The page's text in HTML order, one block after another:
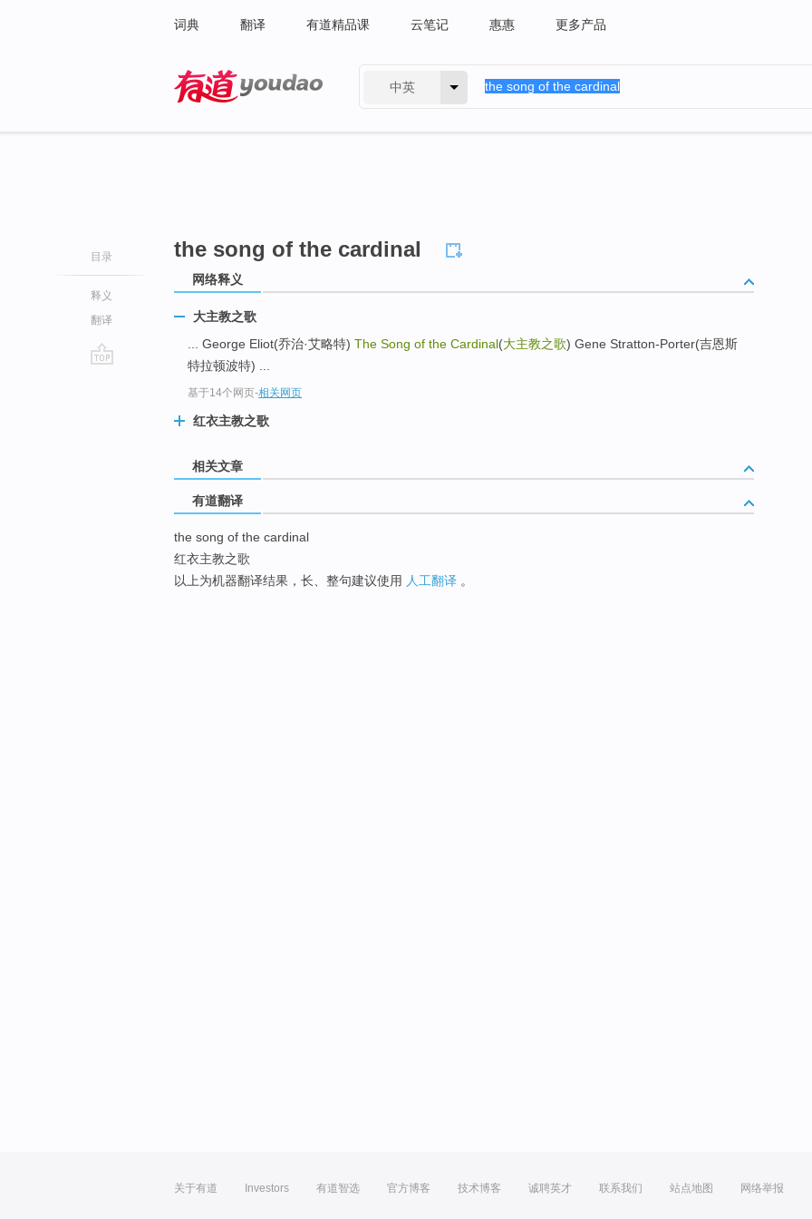
词典 翻译 有道精品课 云笔记 惠惠 更多产品
中英
目录
释义
翻译
the song of the cardinal
网络释义
大主教之歌
... George Eliot(乔治·艾略特) The Song of the Cardinal(大主教之歌) Gene Stratton-Porter(吉恩斯
特拉顿波特) ...
基于14个网页-相关网页
红衣主教之歌
相关文章
有道翻译
the song of the cardinal
红衣主教之歌
以上为机器翻译结果，长、整句建议使用 人工翻译 。
关于有道 Investors 有道智选 官方博客 技术博客 诚聘英才 联系我们 站点地图 网络举报